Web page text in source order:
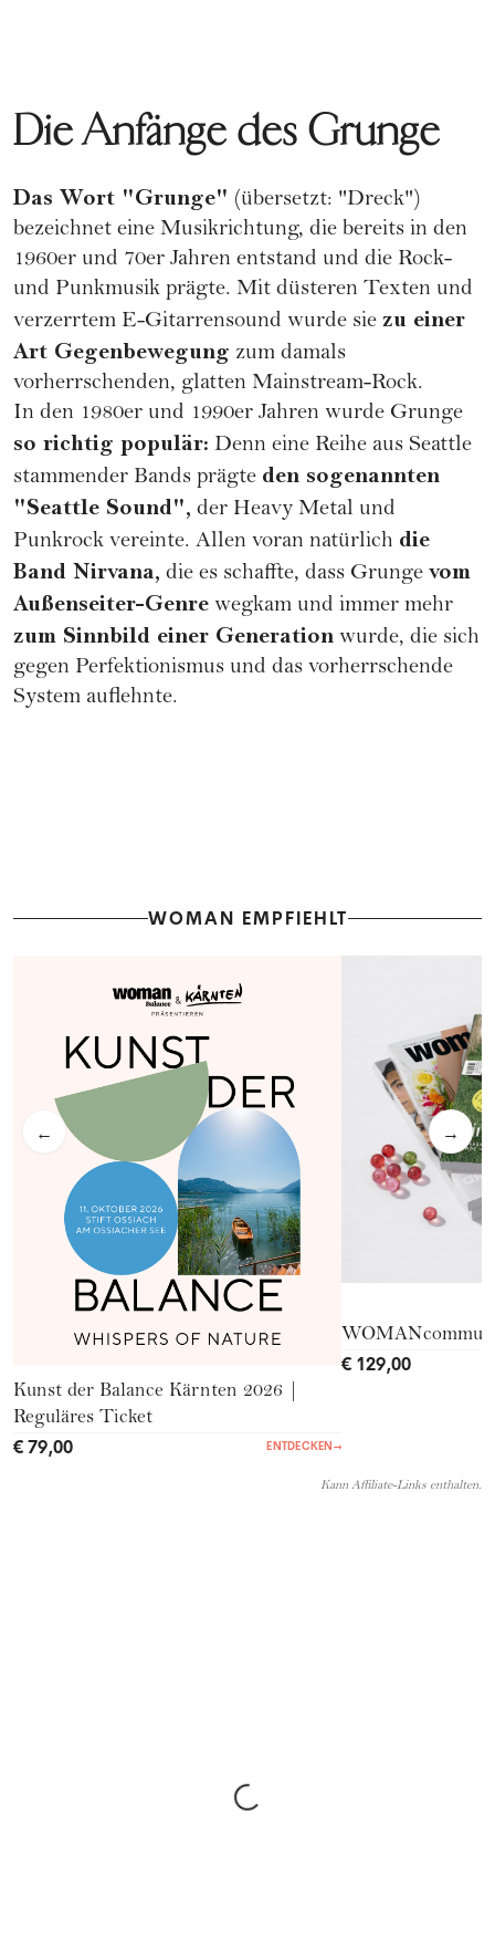
Die Anfänge des Grunge
Das Wort "Grunge" (übersetzt: "Dreck")
bezeichnet eine Musikrichtung, die bereits in den
1960er und 70er Jahren entstand und die Rock-
und Punkmusik prägte. Mit düsteren Texten und
verzerrtem E-Gitarrensound wurde sie zu einer
Art Gegenbewegung zum damals
vorherrschenden, glatten Mainstream-Rock.
In den 1980er und 1990er Jahren wurde Grunge
so richtig populär: Denn eine Reihe aus Seattle
stammender Bands prägte den sogenannten
"Seattle Sound", der Heavy Metal und
Punkrock vereinte. Allen voran natürlich die
Band Nirvana, die es schaffte, dass Grunge vom
Außenseiter-Genre wegkam und immer mehr
zum Sinnbild einer Generation wurde, die sich
gegen Perfektionismus und das vorherrschende
System auflehnte.
WOMAN EMPFIEHLT
← →
Kunst der Balance Kärnten 2026 |
Reguläres Ticket
€ 79,00 ENTDECKEN→
€ 129,00
Kann Affiliate-Links enthalten.